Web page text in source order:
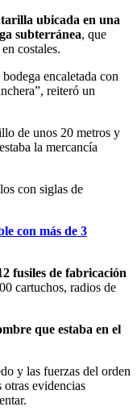
ubicada en una
subterránea, que
costales.
encaletada con
reiteró un
de unos 20 metros y
la mercancía
con siglas de
con más de 3
fusiles de fabricación
cartuchos, radios de
que estaba en el
y las fuerzas del orden
evidencias